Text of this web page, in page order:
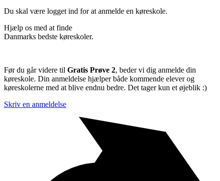
Du skal være logget ind for at anmelde en køreskole.
Hjælp os med at finde
Danmarks bedste køreskoler.
Før du går videre til Gratis Prøve 2, beder vi dig anmelde din
køreskole. Din anmeldelse hjælper både kommende elever og
køreskolerne med at blive endnu bedre. Det tager kun et øjeblik :)
Skriv en anmeldelse